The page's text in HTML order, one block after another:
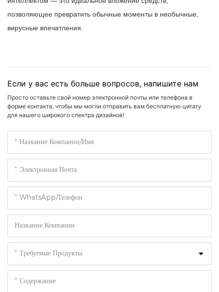
позволяющее превратить обычные моменты в необычные,
вирусные впечатления.
Если у вас есть больше вопросов, напишите нам
Просто оставьте свой номер электронной почты или телефона в
форме контакта, чтобы мы могли отправить вам бесплатную цитату
для нашего широкого спектра дизайнов!
Название Компании/Имя
Электронная Почта
WhatsApp/Телефон
Название Компании
Требуемые Продукты
Содержание